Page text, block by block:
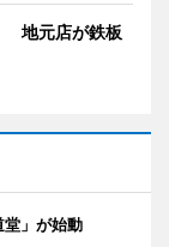
地元店が鉄板
」が始動